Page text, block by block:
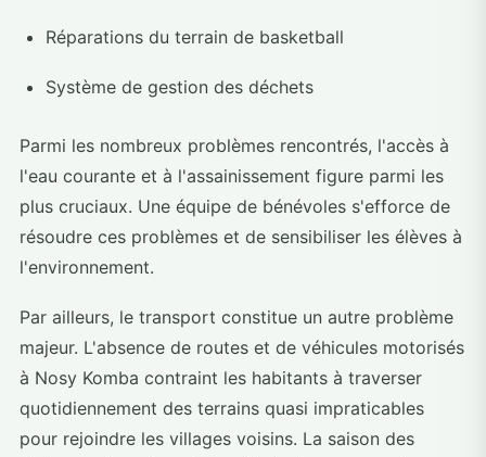
Réparations du terrain de basketball
Système de gestion des déchets
Parmi les nombreux problèmes rencontrés, l'accès à
l'eau courante et à l'assainissement figure parmi les
plus cruciaux. Une équipe de bénévoles s'efforce de
résoudre ces problèmes et de sensibiliser les élèves à
l'environnement.
Par ailleurs, le transport constitue un autre problème
majeur. L'absence de routes et de véhicules motorisés
à Nosy Komba contraint les habitants à traverser
quotidiennement des terrains quasi impraticables
pour rejoindre les villages voisins. La saison des